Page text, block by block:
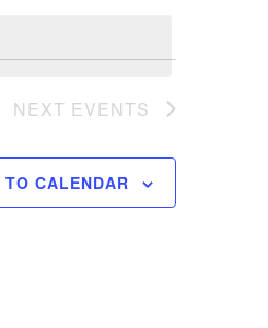
NEXT EVENTS
CALENDAR